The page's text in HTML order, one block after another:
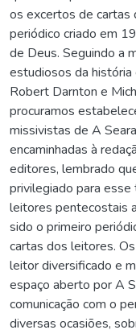
os excertos de cartas
periódico criado em
de Deus. Seguindo a
estudiosos da história
Robert Darnton e
procuramos
missivistas de A
encaminhadas à
editores, lembrado
privilegiado para
leitores pentecostais
sido o primeiro
cartas dos leitores.
leitor diversificado e
espaço aberto por A
comunicação com o
diversas ocasiões,